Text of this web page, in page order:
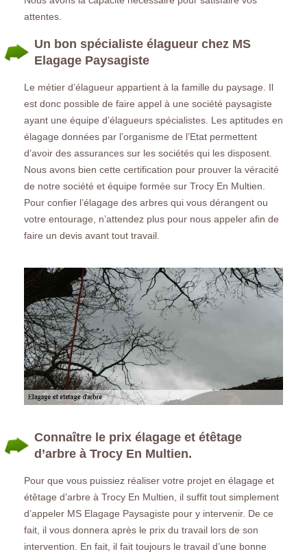
attentes.
Un bon spécialiste élagueur chez MS
Elagage Paysagiste
Le métier d’élagueur appartient à la famille du paysage. Il
est donc possible de faire appel à une société paysagiste
ayant une équipe d’élagueurs spécialistes. Les aptitudes en
élagage données par l’organisme de l’Etat permettent
d’avoir des assurances sur les sociétés qui les disposent.
Nous avons bien cette certification pour prouver la véracité
de notre société et équipe formée sur Trocy En Multien.
Pour confier l’élagage des arbres qui vous dérangent ou
votre entourage, n’attendez plus pour nous appeler afin de
faire un devis avant tout travail.
Connaître le prix élagage et étêtage
d’arbre à Trocy En Multien.
Pour que vous puissiez réaliser votre projet en élagage et
étêtage d’arbre à Trocy En Multien, il suffit tout simplement
d’appeler MS Elagage Paysagiste pour y intervenir. De ce
fait, il vous donnera après le prix du travail lors de son
intervention. En fait, il fait toujours le travail d’une bonne